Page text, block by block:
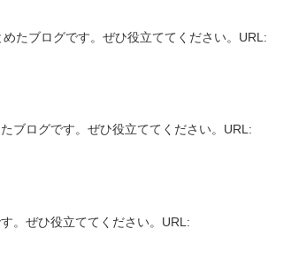
たブログです。ぜひ役立ててください。URL:
ブログです。ぜひ役立ててください。URL:
。ぜひ役立ててください。URL: